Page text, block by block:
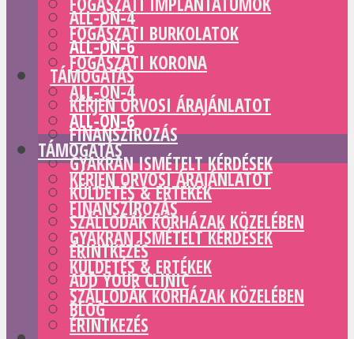
ALL-ON-4
ALL-ON-6
TÁMOGATÁS
KÉRJEN ORVOSI ÁRAJÁNLATOT
FINANSZÍROZÁS
GYAKRAN ISMÉTELT KÉRDÉSEK
KÜLDETÉS & ERTÉKEK
SZÁLLODÁK KÓRHÁZAK KÖZELÉBEN
ÉRINTKEZÉS
ADD YOUR CLINIC
BLOG
FOGÁSZATI BURKOLATOK
FOGÁSZATI KORONA
ALL-ON-4
ALL-ON-6
TÁMOGATÁS
KÉRJEN ORVOSI ÁRAJÁNLATOT
FINANSZÍROZÁS
GYAKRAN ISMÉTELT KÉRDÉSEK
KÜLDETÉS & ERTÉKEK
SZÁLLODÁK KÓRHÁZAK KÖZELÉBEN
ÉRINTKEZÉS